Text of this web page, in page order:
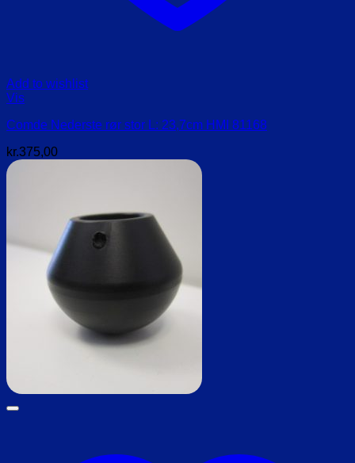
Add to wishlist
Vis
Comde Nederste rør stor L: 23,7cm HMI 81168
kr.375,00